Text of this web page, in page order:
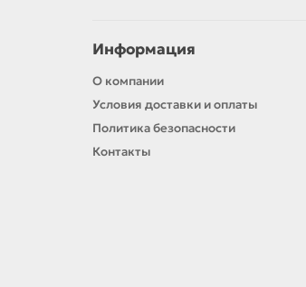
Информация
О компании
Условия доставки и оплаты
Политика безопасности
Контакты